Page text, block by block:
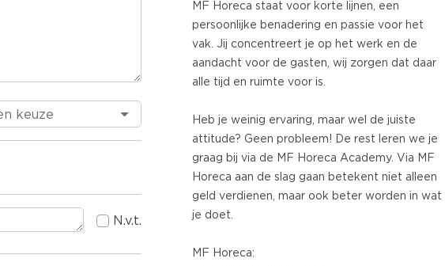
N.v.t.
MF Horeca staat voor korte lijnen, een
persoonlijke benadering en passie voor het
vak. Jij concentreert je op het werk en de
aandacht voor de gasten, wij zorgen dat daar
alle tijd en ruimte voor is.
Heb je weinig ervaring, maar wel de juiste
attitude? Geen probleem! De rest leren we je
graag bij via de MF Horeca Academy. Via MF
Horeca aan de slag gaan betekent niet alleen
geld verdienen, maar ook beter worden in wat
je doet.
MF Horeca: